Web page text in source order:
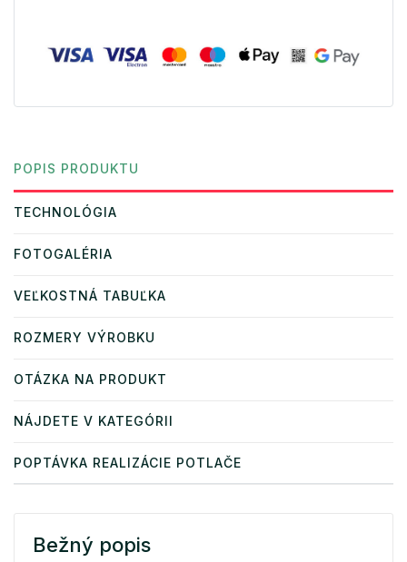
POPIS PRODUKTU
TECHNOLÓGIA
FOTOGALÉRIA
VEĽKOSTNÁ TABUĽKA
ROZMERY VÝROBKU
OTÁZKA NA PRODUKT
NÁJDETE V KATEGÓRII
POPTÁVKA REALIZÁCIE POTLAČE
Bežný popis